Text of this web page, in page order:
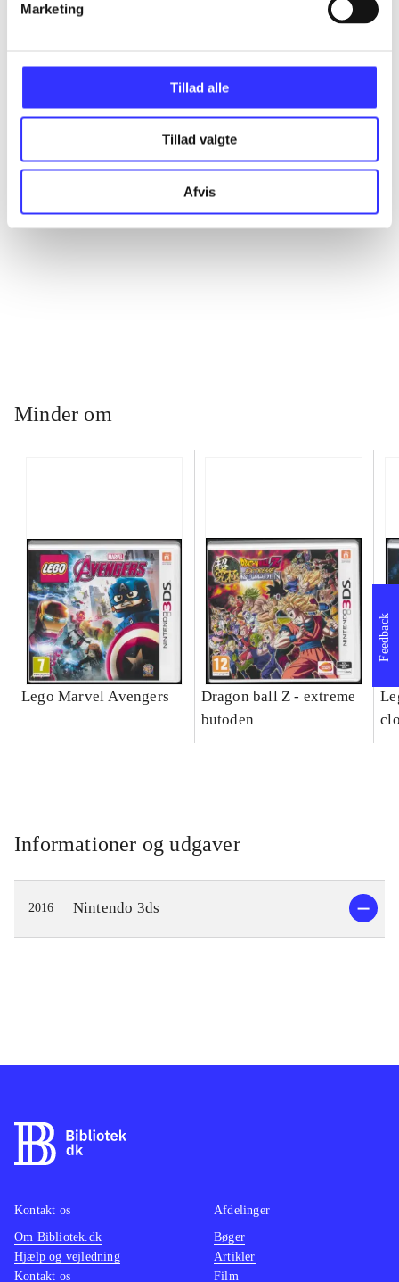
Marketing
Tillad alle
Tillad valgte
Afvis
...
...
Minder om
Lego Marvel Avengers
Dragon ball Z - extreme
butoden
Informationer og udgaver
2016 Nintendo 3ds
Feedback
Kontakt os
Om Bibliotek.dk
Hjælp og vejledning
Kontakt os
Afdelinger
Bøger
Artikler
Film